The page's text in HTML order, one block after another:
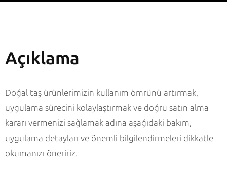
Açıklama
Doğal taş ürünlerimizin kullanım ömrünü artırmak,
uygulama sürecini kolaylaştırmak ve doğru satın alma
kararı vermenizi sağlamak adına aşağıdaki bakım,
uygulama detayları ve önemli bilgilendirmeleri dikkatle
okumanızı öneririz.